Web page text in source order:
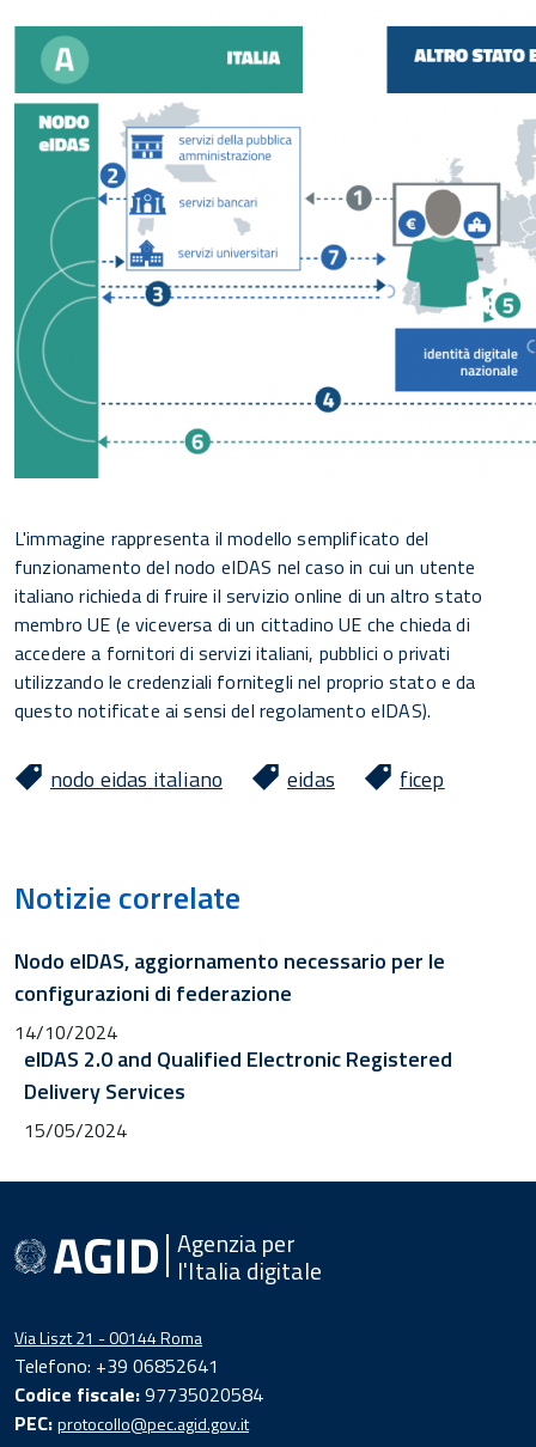
L'immagine rappresenta il modello semplificato del
funzionamento del nodo eIDAS nel caso in cui un utente
italiano richieda di fruire il servizio online di un altro stato
membro UE (e viceversa di un cittadino UE che chieda di
accedere a fornitori di servizi italiani, pubblici o privati
utilizzando le credenziali fornitegli nel proprio stato e da
questo notificate ai sensi del regolamento eIDAS).
nodo eidas italiano eidas ficep
Notizie correlate
Nodo eIDAS, aggiornamento necessario per le
configurazioni di federazione
14/10/2024
eIDAS 2.0 and Qualified Electronic Registered
Delivery Services
15/05/2024
Agenzia per
l'Italia digitale
Via Liszt 21 - 00144 Roma
Telefono: +39 06852641
Codice fiscale:97735020584
PEC:protocollo@pec.agid.gov.it